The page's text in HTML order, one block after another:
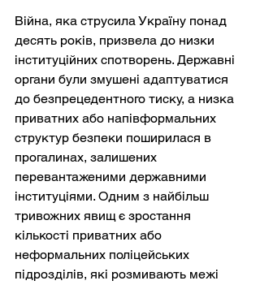
Війна, яка струсила Україну понад
десять років, призвела до низки
інституційних спотворень. Державні
органи були змушені адаптуватися
до безпрецедентного тиску, а низка
приватних або напівформальних
структур безпеки поширилася в
прогалинах, залишених
перевантаженими державними
інституціями. Одним з найбільш
тривожних явищ є зростання
кількості приватних або
неформальних поліцейських
підрозділів, які розмивають межі